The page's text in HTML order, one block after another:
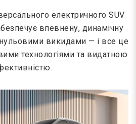
електричного SUV
впевнену, динамічну
нульовими викидами — і все це
технологіями та видатною